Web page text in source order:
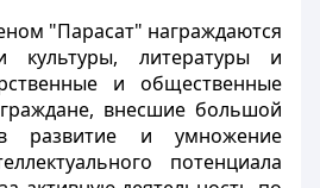
"Парасат" награждаются
культуры, литературы и
и общественные
внесшие большой
развитие и умножение
потенциала